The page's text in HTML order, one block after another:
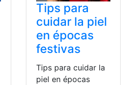
Tips para
cuidar la piel
en épocas
festivas
Tips para cuidar la
piel en épocas